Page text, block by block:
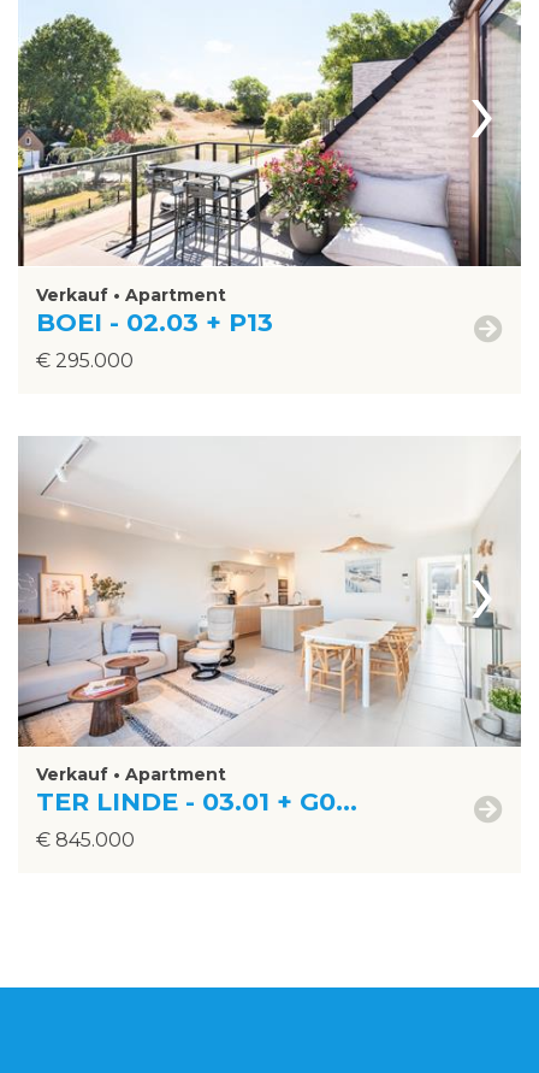
›
Verkauf • Apartment
BOEI - 02.03 + P13
€ 295.000
›
Verkauf • Apartment
TER LINDE - 03.01 + G0...
€ 845.000